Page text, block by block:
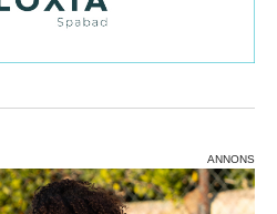
ANNONS